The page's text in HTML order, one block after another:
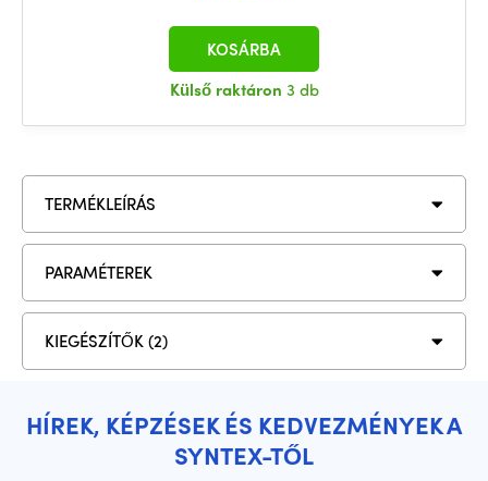
Külső raktáron 3 db
KOSÁRBA
TERMÉKLEÍRÁS
PARAMÉTEREK
KIEGÉSZÍTŐK (2)
HÍREK, KÉPZÉSEK ÉS KEDVEZMÉNYEK A
SYNTEX-TŐL